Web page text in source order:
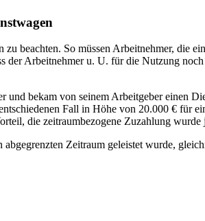
beachten. So müssen Arbeitnehmer, die
der Arbeitnehmer u. U. für die Nutzung
und bekam von seinem Arbeitgeber einen
Fall in Höhe von 20.000 € für
die zeitraumbezogene Zuzahlung
Zeitraum geleistet wurde,